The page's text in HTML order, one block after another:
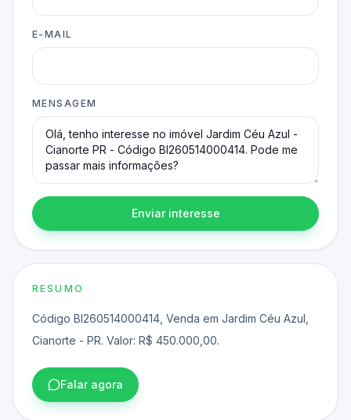
E-MAIL
MENSAGEM
Enviar interesse
RESUMO
Código BI260514000414, Venda em Jardim Céu Azul,
Cianorte - PR. Valor: R$ 450.000,00.
Falar agora